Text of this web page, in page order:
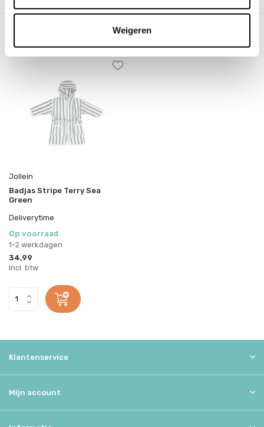
Weigeren
Jollein
Badjas Stripe Terry Sea
Green
Deliverytime
Op voorraad
1-2 werkdagen
34,99
Incl. btw
Klantenservice
Mijn account